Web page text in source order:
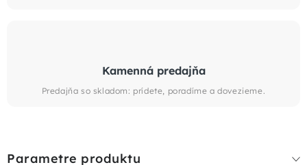
Kamenná predajňa
Predajňa so skladom: prídete, poradíme a dovezieme.
Parametre produktu